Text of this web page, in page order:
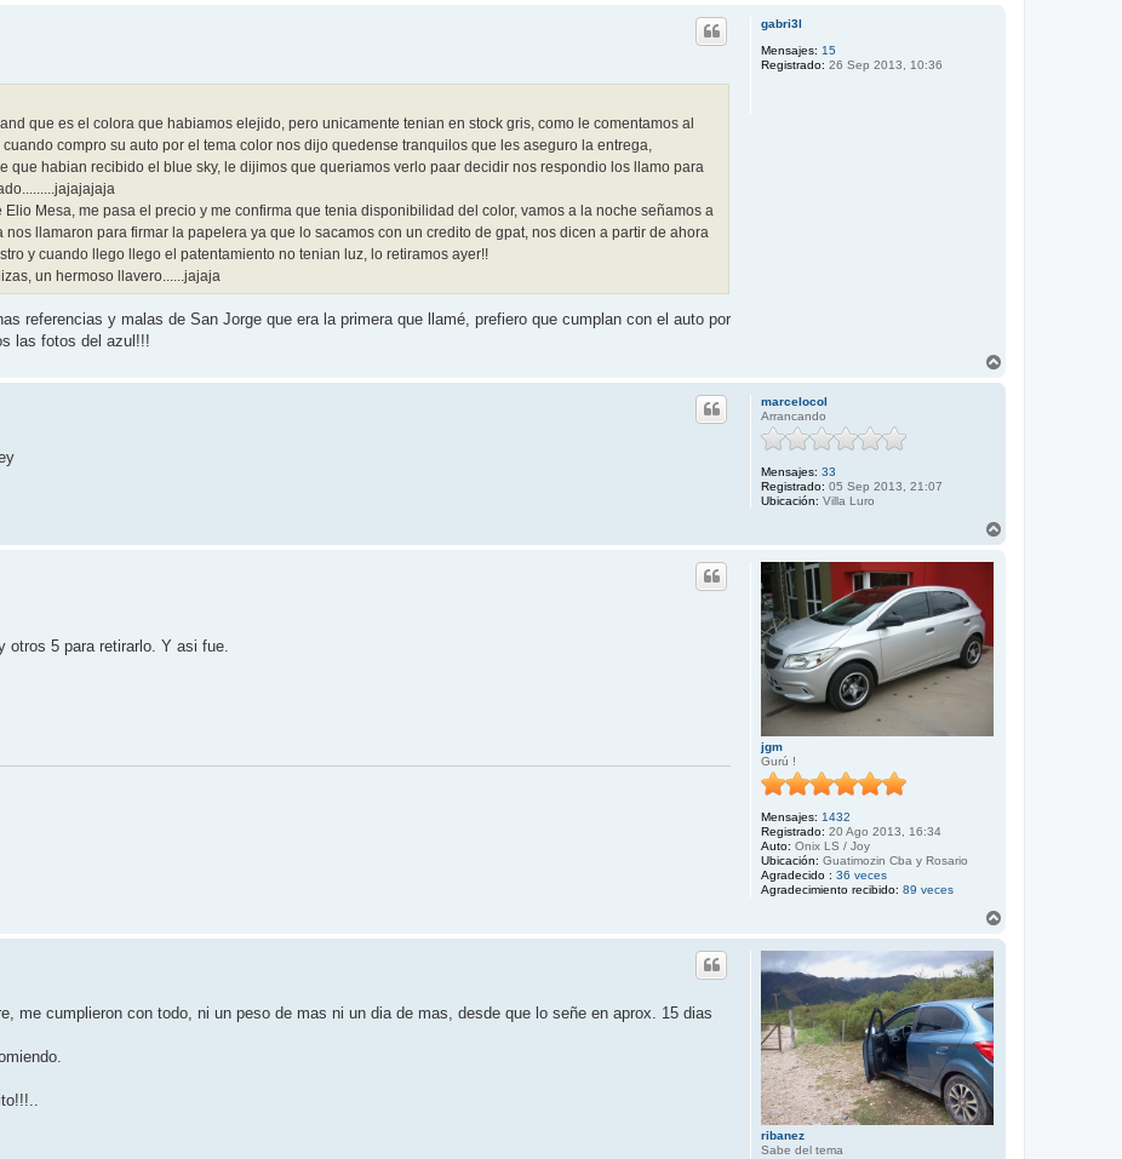
gabri3l
Mensajes: 15
Registrado: 26 Sep 2013, 10:36
que es el colora que habiamos elejido, pero unicamente tenian en stock gris, como le comentamos al
compro su auto por el tema color nos dijo quedense tranquilos que les aseguro la entrega,
que habian recibido el blue sky, le dijimos que queriamos verlo paar decidir nos respondio los llamo para
Mesa, me pasa el precio y me confirma que tenia disponibilidad del color, vamos a la noche señamos a
llamaron para firmar la papelera ya que lo sacamos con un credito de gpat, nos dicen a partir de ahora
y cuando llego llego el patentamiento no tenian luz, lo retiramos ayer!!
un hermoso llavero......jajaja
referencias y malas de San Jorge que era la primera que llamé, prefiero que cumplan con el auto por
las fotos del azul!!!
marcelocol
Arrancando
Mensajes: 33
Registrado: 05 Sep 2013, 21:07
Ubicación: Villa Luro
jgm
Gurú !
Mensajes: 1432
Registrado: 20 Ago 2013, 16:34
Auto: Onix LS / Joy
Ubicación: Guatimozin Cba y Rosario
Agradecido : 36 veces
Agradecimiento recibido: 89 veces
otros 5 para retirarlo. Y asi fue.
ribanez
Sabe del tema
me cumplieron con todo, ni un peso de mas ni un dia de mas, desde que lo señe en aprox. 15 dias